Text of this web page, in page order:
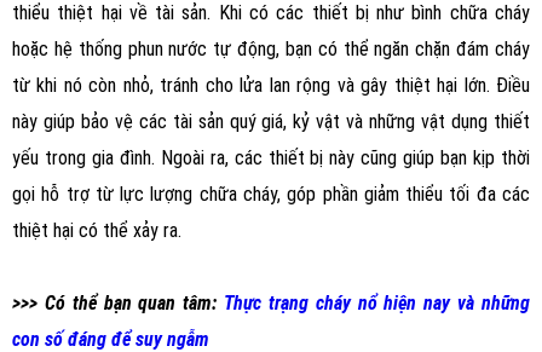
thiểu thiệt hại về tài sản. Khi có các thiết bị như bình chữa cháy
hoặc hệ thống phun nước tự động, bạn có thể ngăn chặn đám cháy
từ khi nó còn nhỏ, tránh cho lửa lan rộng và gây thiệt hại lớn. Điều
này giúp bảo vệ các tài sản quý giá, kỷ vật và những vật dụng thiết
yếu trong gia đình. Ngoài ra, các thiết bị này cũng giúp bạn kịp thời
gọi hỗ trợ từ lực lượng chữa cháy, góp phần giảm thiểu tối đa các
thiệt hại có thể xảy ra.
>>> Có thể bạn quan tâm: Thực trạng cháy nổ hiện nay và những
con số đáng để suy ngẫm